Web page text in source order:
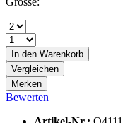
In den Warenkorb
Vergleichen
Merken
Bewerten